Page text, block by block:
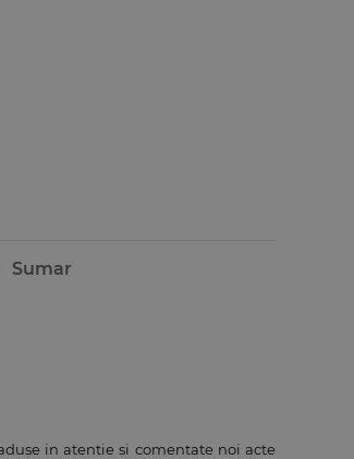
Sumar
in atentie si comentate noi acte